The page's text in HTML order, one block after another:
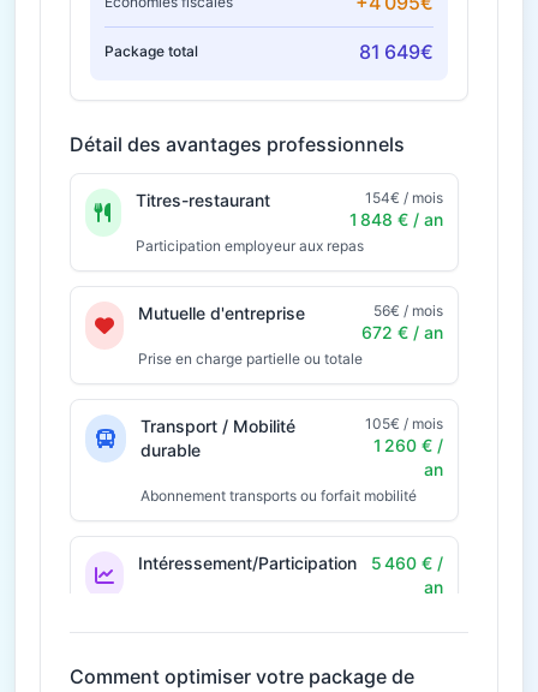
Package total 81 649€
Détail des avantages professionnels
Titres-restaurant 154€ / mois
1 848 € / an
Participation employeur aux repas
Mutuelle d'entreprise 56€ / mois
672 € / an
Prise en charge partielle ou totale
Transport / Mobilité
durable
105€ / mois
1 260 € /
an
Abonnement transports ou forfait mobilité
Intéressement/Participation
5 460 € /
an
Économie fiscale potentielle
1 638€
Comment optimiser votre package de